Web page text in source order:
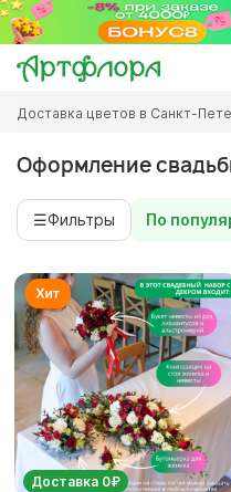
Перейти
основному
содержанию
Вы
здесь
Доставка цветов в Санкт-
Оформление
☰Фильтры По
Доставка 0₽